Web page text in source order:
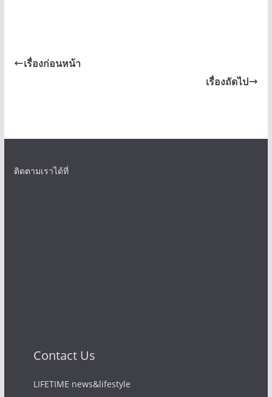
เรื่องก่อนหน้า
เรื่องถัดไป
ติดตามเราได้ที่
Contact Us
LIFETIME news&lifestyle